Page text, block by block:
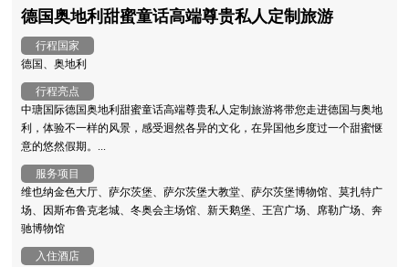
德国奥地利甜蜜童话高端尊贵私人定制旅游
行程国家
德国、奥地利
行程亮点
中瑭国际德国奥地利甜蜜童话高端尊贵私人定制旅游将带您走进德国与奥地
利，体验不一样的风景，感受迥然各异的文化，在异国他乡度过一个甜蜜惬
意的悠然假期。...
服务项目
维也纳金色大厅、萨尔茨堡、萨尔茨堡大教堂、萨尔茨堡博物馆、莫扎特广
场、因斯布鲁克老城、冬奥会主场馆、新天鹅堡、王宫广场、席勒广场、奔
驰博物馆
入住酒店